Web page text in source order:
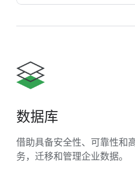
数据库
借助具备安全性、可靠性和
务，迁移和管理企业数据。